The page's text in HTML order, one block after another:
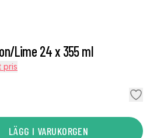
Lime 24 x 355 ml
pris
LÄGG I VARUKORGEN